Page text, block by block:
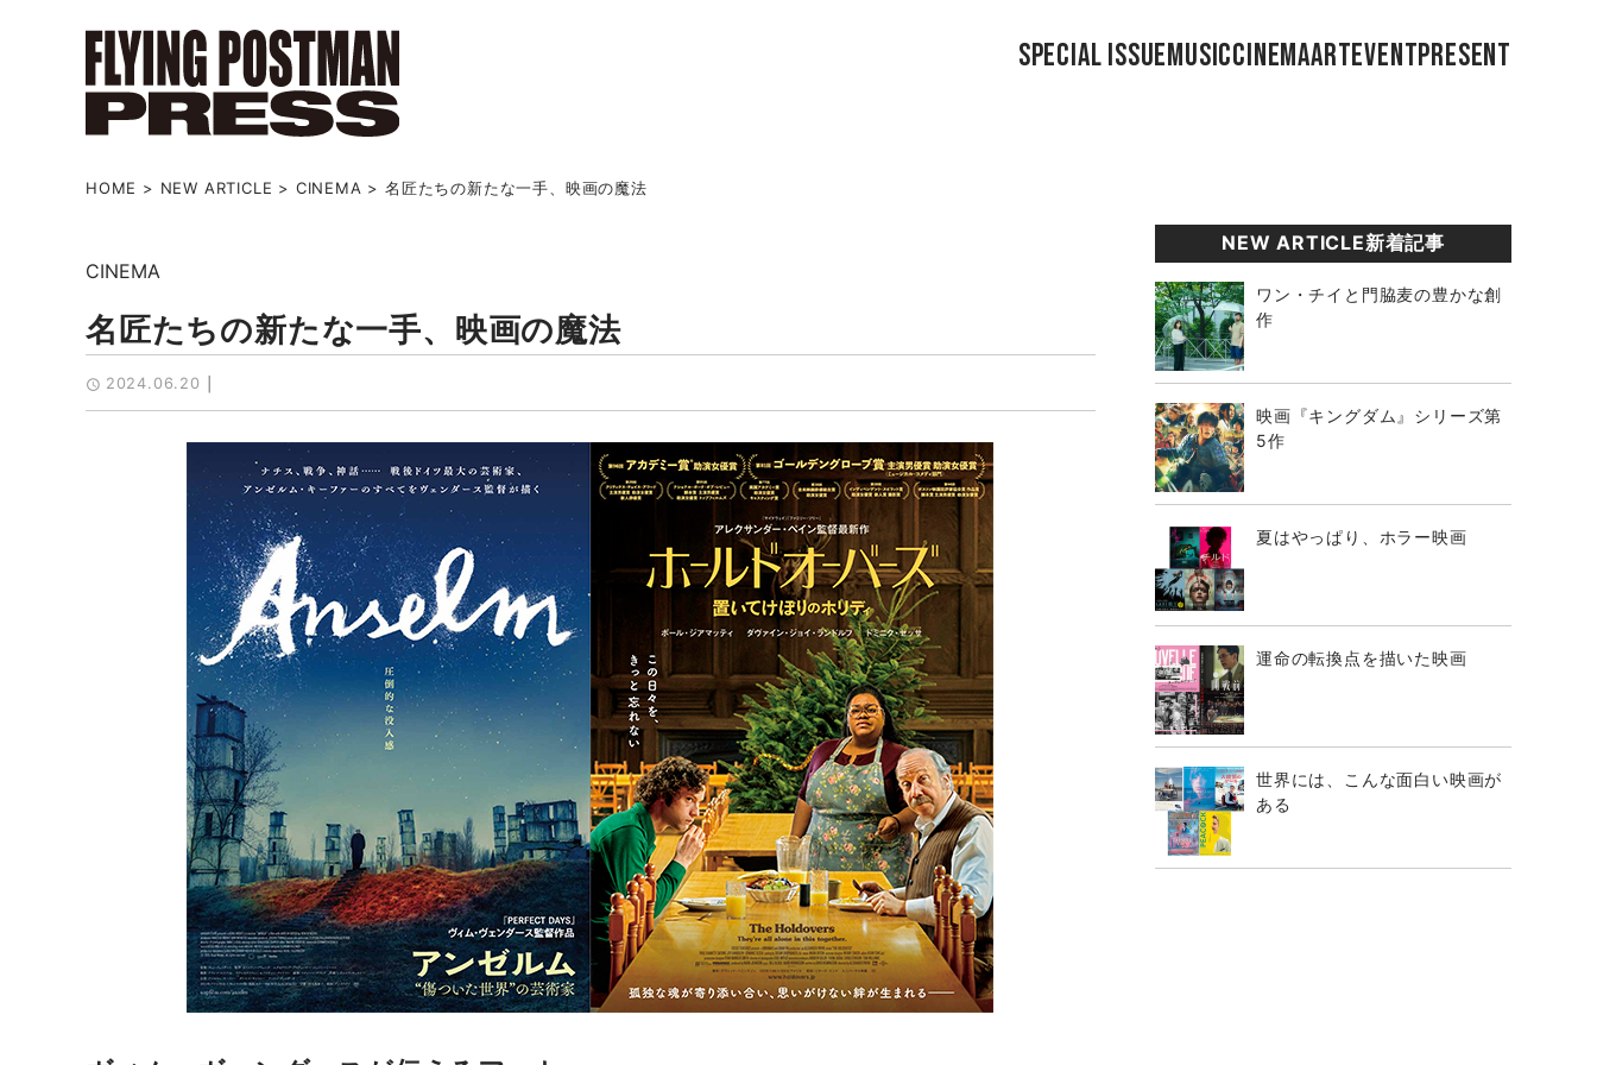
SPECIAL ISSUEMUSICCINEMAARTEVENTPRESENT
HOME > NEW ARTICLE > CINEMA >名匠たちの新たな一手、映画の魔法
CINEMA
名匠たちの新たな一手、映画の魔法
2024.06.20
NEW ARTICLE新着記事
ワン・チイと門脇麦の豊かな創
作
映画『キングダム』シリーズ第
5作
夏はやっぱり、ホラー映画
運命の転換点を描いた映画
世界には、こんな面白い映画が
ある